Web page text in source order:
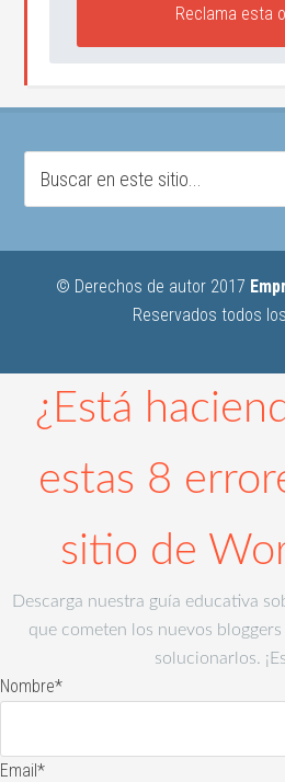
Reclama esta
© Derechos de autor 2017
Reservados todos
¿Está
estas 8
sitio de
Descarga nuestra guía educativa
que cometen los nuevos
solucionarlos.
Nombre*
Email *